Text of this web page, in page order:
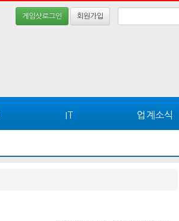
게임샷로그인 회원가입
IT 업계소식